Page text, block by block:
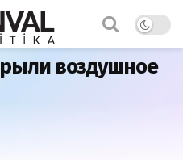
воздушное